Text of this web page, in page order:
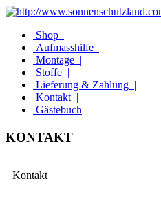
Shop |
Aufmasshilfe |
Montage |
Stoffe |
Lieferung & Zahlung |
Kontakt |
Gästebuch
KONTAKT
Kontakt